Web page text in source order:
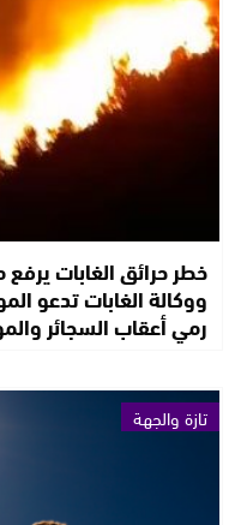
خطر حرائق الغابات
ووكالة الغابات تدعو
رمي أعقاب السجائر
تازة والجهة